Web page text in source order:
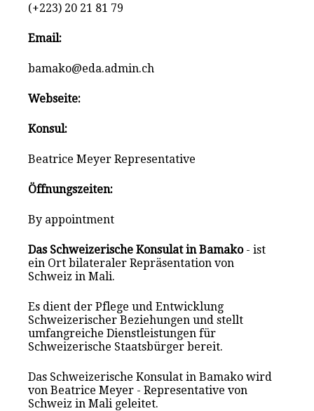
(+223) 20 21 81 79
Email:
bamako@eda.admin.ch
Webseite:
Konsul:
Beatrice Meyer Representative
Öffnungszeiten:
By appointment
Das Schweizerische Konsulat in Bamako- ist
ein Ort bilateraler Repräsentation von
Schweiz in Mali.
Es dient der Pflege und Entwicklung
Schweizerischer Beziehungen und stellt
umfangreiche Dienstleistungen für
Schweizerische Staatsbürger bereit.
Das Schweizerische Konsulat in Bamako wird
von Beatrice Meyer - Representative von
Schweiz in Mali geleitet.